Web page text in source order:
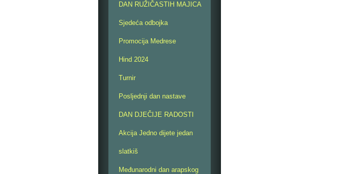
DAN RUŽIČASTIH MAJICA
Sjedeća odbojka
Promocija Medrese
Hind 2024
Turnir
Posljednji dan nastave
DAN DJEČIJE RADOSTI
Akcija Jedno dijete jedan
slatkiš
Međunarodni dan arapskog